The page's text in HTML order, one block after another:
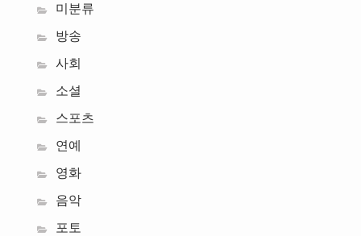
미분류
방송
사회
소셜
스포츠
연예
영화
음악
포토